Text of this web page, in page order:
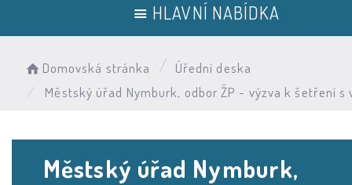
HLAVNÍ NABÍDKA
Domovská stránka
Úřední deska
Městský úřad Nymburk, odbor ŽP - výzva k šetření s
Městský úřad Nymburk,